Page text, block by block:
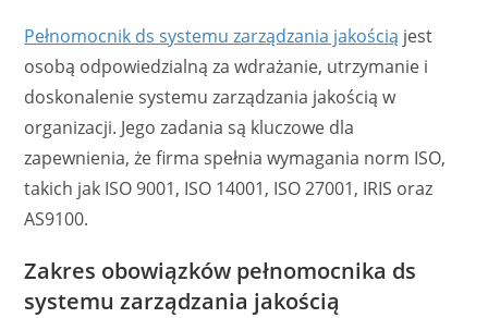
Pełnomocnik ds systemu zarządzania jakością jest
osobą odpowiedzialną za wdrażanie, utrzymanie i
doskonalenie systemu zarządzania jakością w
organizacji. Jego zadania są kluczowe dla
zapewnienia, że firma spełnia wymagania norm ISO,
takich jak ISO 9001, ISO 14001, ISO 27001, IRIS oraz
AS9100.
Zakres obowiązków pełnomocnika ds
systemu zarządzania jakością